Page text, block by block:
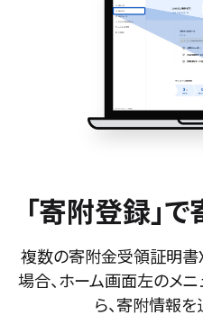
「寄附登録」
複数の寄附金受領証明書
場合、ホーム画面左のメニ
ら、寄附情報を